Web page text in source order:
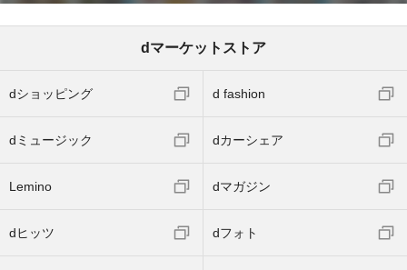
dマーケットストア
dショッピング d fashion
dミュージック dカーシェア
Lemino dマガジン
dヒッツ dフォト